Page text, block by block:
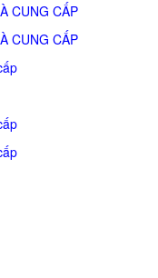
CUNG CẤP
CUNG CẤP